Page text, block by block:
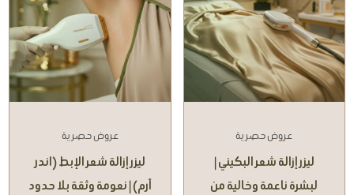
عروض حصرية
ليزر إزالة شعر البكيني |
لبشرة ناعمة وخالية من
عروض حصرية
ليزر إزالة شعر الإبط (اندر
آرم) | نعومة وثقة بلا حدود